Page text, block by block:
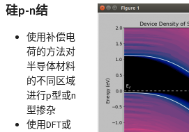
硅p-n结
使用补偿电
荷的方法对
半导体材料
的不同区域
进行p型或n
型掺杂
使用DFT或